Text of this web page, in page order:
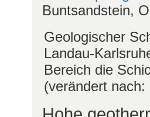
Buntsandstein,
Geologischer
Landau-
Bereich die
(verändert nach: